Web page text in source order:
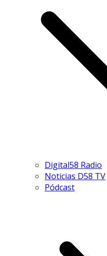
Digital58 Radio
Noticias D58 TV
Pódcast